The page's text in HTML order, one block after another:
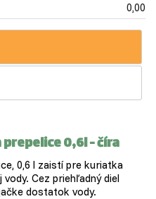
0,00
0,6l - číra
0,6 l zaistí pre kuriatka
Cez priehľadný diel
dostatok vody.